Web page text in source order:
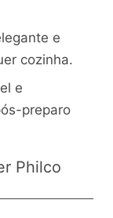
e
cozinha.
e
preparo
Philco